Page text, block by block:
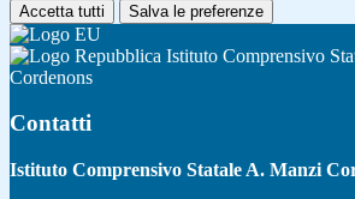
Accetta tutti Salva le preferenze
Istituto Comprensivo
Cordenons
Contatti
Istituto Comprensivo Statale A. Manzi